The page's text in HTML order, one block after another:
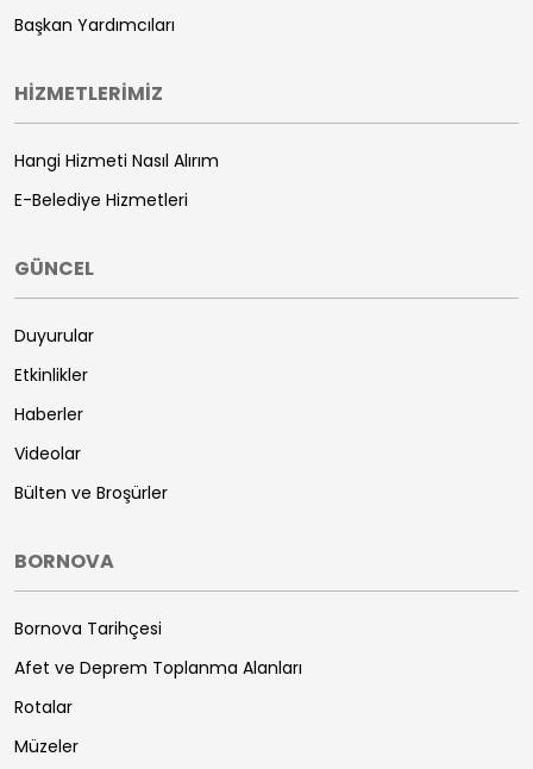
Başkan Yardımcıları
HİZMETLERİMİZ
Hangi Hizmeti Nasıl Alırım
E-Belediye Hizmetleri
GÜNCEL
Duyurular
Etkinlikler
Haberler
Videolar
Bülten ve Broşürler
BORNOVA
Bornova Tarihçesi
Afet ve Deprem Toplanma Alanları
Rotalar
Müzeler